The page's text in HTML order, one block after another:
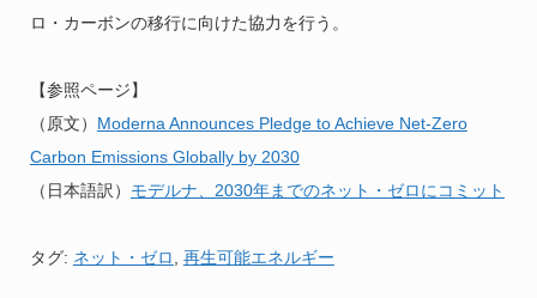
ロ・カーボンの移行に向けた協力を行う。
【参照ページ】
（原文） Moderna Announces Pledge to Achieve Net-Zero
Carbon Emissions Globally by 2030
（日本語訳） モデルナ、2030年までのネット・ゼロにコミット
タグ: ネット・ゼロ 再生可能エネルギー